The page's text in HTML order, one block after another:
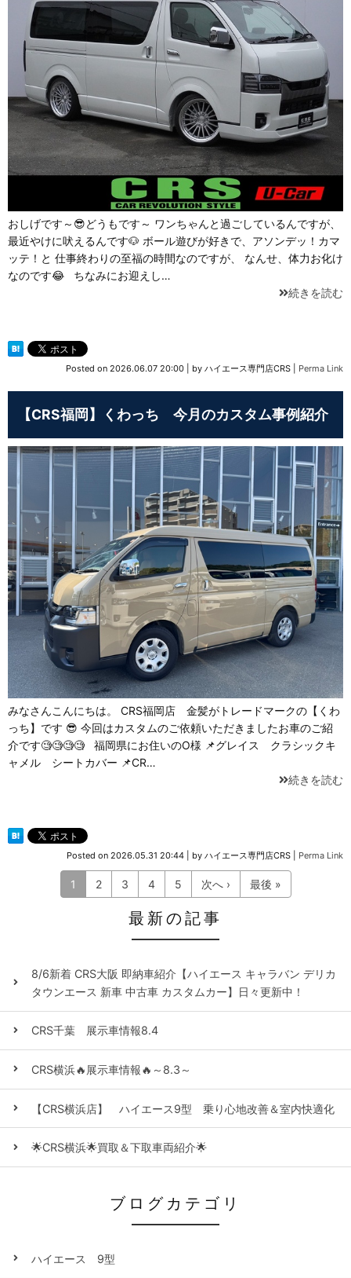
おしげです～😎どうもです～ ワンちゃんと過ごしているんですが、
最近やけに吠えるんです🐶 ボール遊びが好きで、アソンデッ！カマ
ッテ！と 仕事終わりの至福の時間なのですが、 なんせ、体力お化け
なのです😂 ちなみにお迎えし…
続きを読む
Posted on 2026.06.07 20:00 by ハイエース専門店CRS Perma Link
【CRS福岡】くわっち 今月のカスタム事例紹介
みなさんこんにちは。 CRS福岡店 金髪がトレードマークの【くわ
っち】です 😎 今回はカスタムのご依頼いただきましたお車のご紹
介です🧐🧐🧐🧐 福岡県にお住いのO様 📌グレイス クラシックキ
ャメル シートカバー 📌CR…
続きを読む
Posted on 2026.05.31 20:44 by ハイエース専門店CRS Perma Link
1 2 3 4 5 次へ › 最後 »
最新の記事
8/6新着 CRS大阪 即納車紹介【ハイエース キャラバン デリカ
タウンエース 新車 中古車 カスタムカー】日々更新中！
CRS千葉 展示車情報8.4
CRS横浜🔥展示車情報🔥～8.3～
【CRS横浜店】 ハイエース9型 乗り心地改善＆室内快適化
🌟CRS横浜🌟買取＆下取車両紹介🌟
ブログカテゴリ
ハイエース 9型